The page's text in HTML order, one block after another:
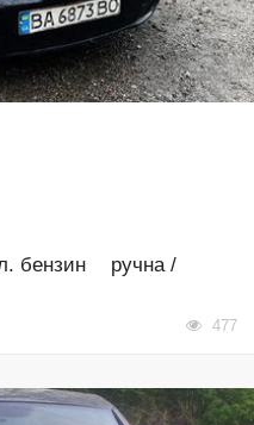
бензин
ручна /
477